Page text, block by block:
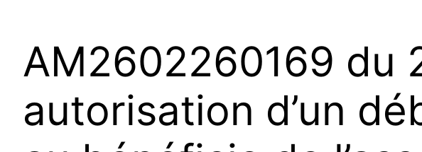
AM2602260169 du
autorisation d’un